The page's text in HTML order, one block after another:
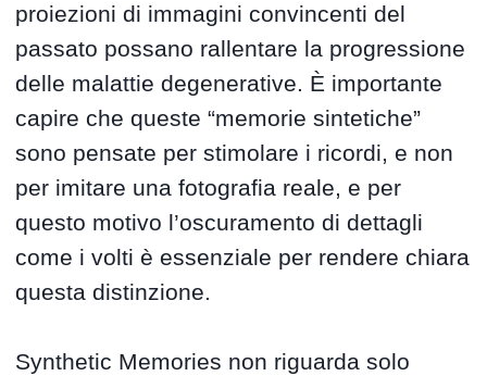
proiezioni di immagini convincenti del
passato possano rallentare la progressione
delle malattie degenerative. È importante
capire che queste “memorie sintetiche”
sono pensate per stimolare i ricordi, e non
per imitare una fotografia reale, e per
questo motivo l’oscuramento di dettagli
come i volti è essenziale per rendere chiara
questa distinzione.
Synthetic Memories non riguarda solo